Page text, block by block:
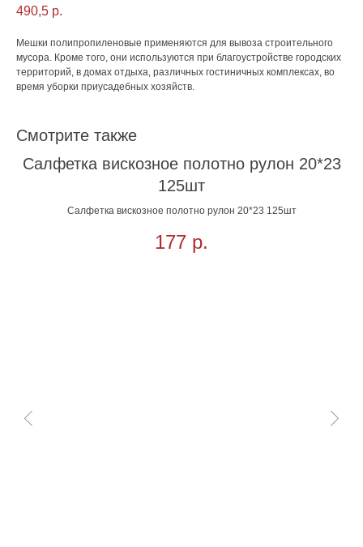
490,5 р.
Мешки полипропиленовые применяются для вывоза строительного
мусора. Кроме того, они используются при благоустройстве городских
территорий, в домах отдыха, различных гостиничных комплексах, во
время уборки приусадебных хозяйств.
Смотрите также
Салфетка вискозное полотно рулон 20*23
125шт
Салфетка вискозное полотно рулон 20*23 125шт
177 р.